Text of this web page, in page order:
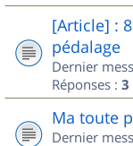
[Article] :
pédalage
Dernier
Réponses : 3
Ma toute
Dernier